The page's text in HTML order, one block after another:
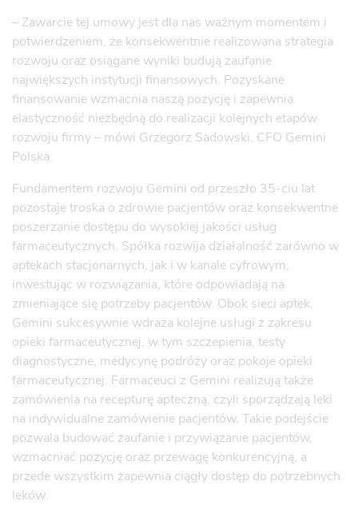
– Zawarcie tej umowy jest dla nas ważnym momentem i
potwierdzeniem, że konsekwentnie realizowana strategia
rozwoju oraz osiągane wyniki budują zaufanie
największych instytucji finansowych. Pozyskane
finansowanie wzmacnia naszą pozycję i zapewnia
elastyczność niezbędną do realizacji kolejnych etapów
rozwoju firmy – mówi Grzegorz Sadowski, CFO Gemini
Polska.
Fundamentem rozwoju Gemini od przeszło 35-ciu lat
pozostaje troska o zdrowie pacjentów oraz konsekwentne
poszerzanie dostępu do wysokiej jakości usług
farmaceutycznych. Spółka rozwija działalność zarówno w
aptekach stacjonarnych, jak i w kanale cyfrowym,
inwestując w rozwiązania, które odpowiadają na
zmieniające się potrzeby pacjentów. Obok sieci aptek,
Gemini sukcesywnie wdraża kolejne usługi z zakresu
opieki farmaceutycznej, w tym szczepienia, testy
diagnostyczne, medycynę podróży oraz pokoje opieki
farmaceutycznej. Farmaceuci z Gemini realizują także
zamówienia na recepturę apteczną, czyli sporządzają leki
na indywidualne zamówienie pacjentów. Takie podejście
pozwala budować zaufanie i przywiązanie pacjentów,
wzmacniać pozycję oraz przewagę konkurencyjną, a
przede wszystkim zapewnia ciągły dostęp do potrzebnych
leków.